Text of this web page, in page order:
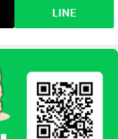
LINE